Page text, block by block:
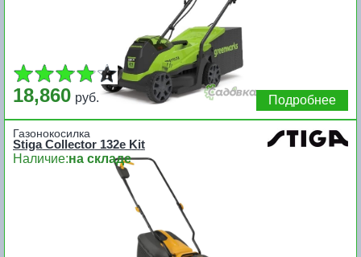
18,860 руб. Подробнее
Газонокосилка
Stiga Collector 132e Kit
Наличие:на складе